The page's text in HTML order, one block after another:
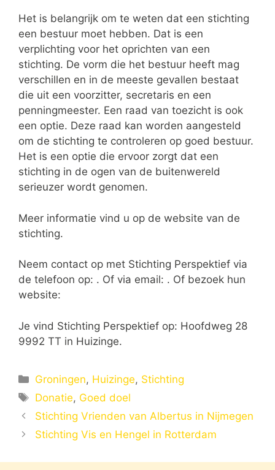
Het is belangrijk om te weten dat een stichting
een bestuur moet hebben. Dat is een
verplichting voor het oprichten van een
stichting. De vorm die het bestuur heeft mag
verschillen en in de meeste gevallen bestaat
die uit een voorzitter, secretaris en een
penningmeester. Een raad van toezicht is ook
een optie. Deze raad kan worden aangesteld
om de stichting te controleren op goed bestuur.
Het is een optie die ervoor zorgt dat een
stichting in de ogen van de buitenwereld
serieuzer wordt genomen.
Meer informatie vind u op de website van de
stichting.
Neem contact op met Stichting Perspektief via
de telefoon op: . Of via email: . Of bezoek hun
website:
Je vind Stichting Perspektief op: Hoofdweg 28
9992 TT in Huizinge.
Categorieën
Groningen, Huizinge, Stichting
Tags
Donatie, Goed doel
Stichting Vrienden van Albertus in Nijmegen
Stichting Vis en Hengel in Rotterdam